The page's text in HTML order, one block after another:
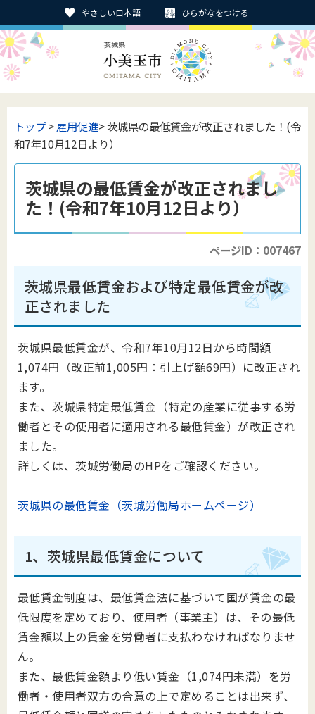
やさしい日本語 ひらがなをつける
トップ>雇用促進> 茨城県の最低賃金が改正されました！(令
和7年10月12日より）
茨城県の最低賃金が改正されまし
た！(令和7年10月12日より）
ページID：007467
茨城県最低賃金および特定最低賃金が改
正されました
茨城県最低賃金が、令和7年10月12日から時間額
1,074円（改正前1,005円：引上げ額69円）に改正され
ます。
また、茨城県特定最低賃金（特定の産業に従事する労
働者とその使用者に適用される最低賃金）が改正され
ました。
詳しくは、茨城労働局のHPをご確認ください。
茨城県の最低賃金（茨城労働局ホームページ）
1、茨城県最低賃金について
最低賃金制度は、最低賃金法に基づいて国が賃金の最
低限度を定めており、使用者（事業主）は、その最低
賃金額以上の賃金を労働者に支払わなければなりませ
ん。
また、最低賃金額より低い賃金（1,074円未満）を労
働者・使用者双方の合意の上で定めることは出来ず、